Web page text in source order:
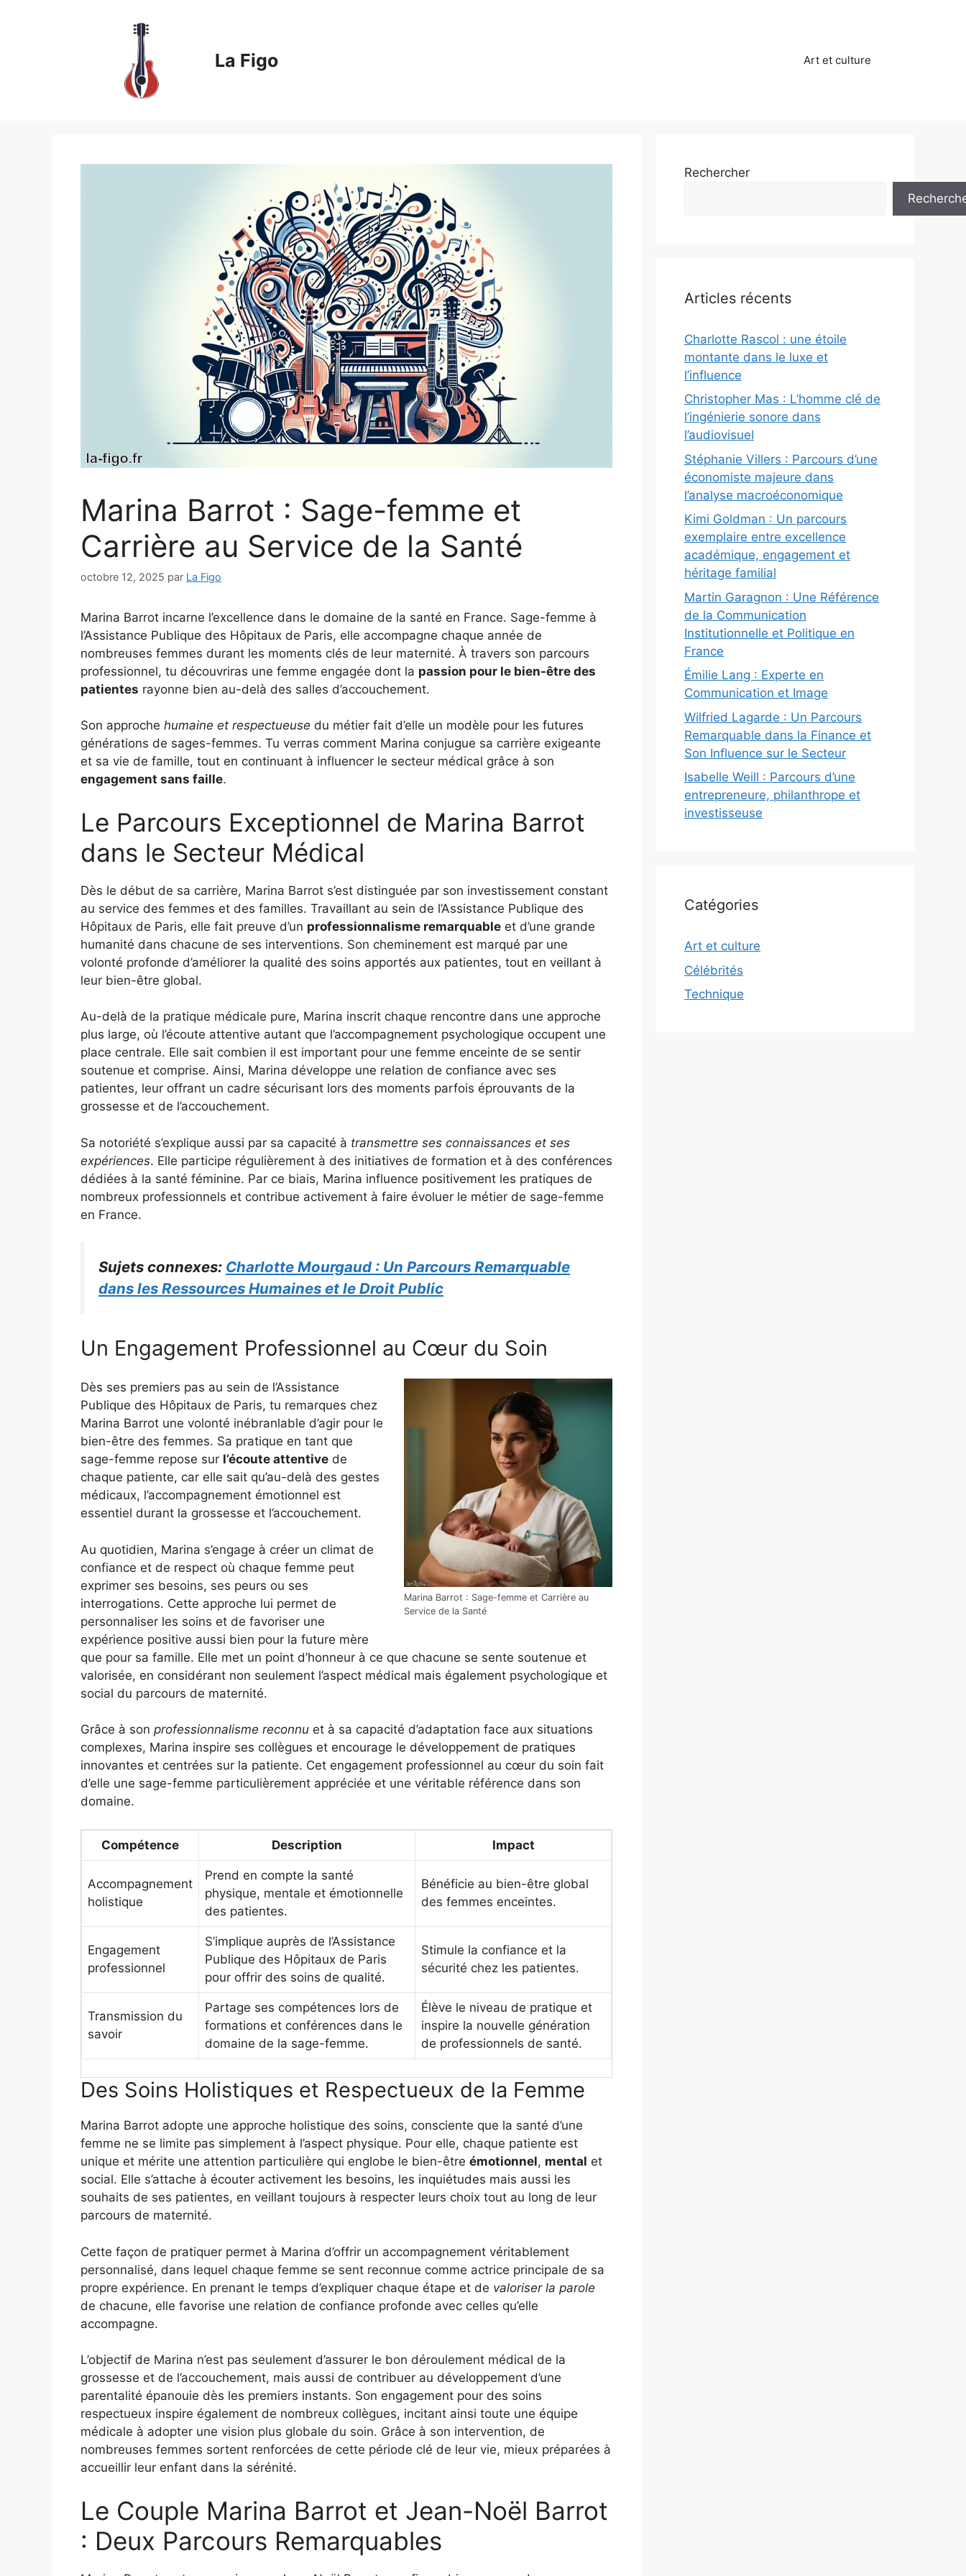
La Figo Art et culture
Marina Barrot : Sage-femme et
Carrière au Service de la Santé
octobre 12, 2025 par La Figo
Marina Barrot incarne l’excellence dans le domaine de la santé en France. Sage-femme à
l’Assistance Publique des Hôpitaux de Paris, elle accompagne chaque année de
nombreuses femmes durant les moments clés de leur maternité. À travers son parcours
professionnel, tu découvriras une femme engagée dont la passion pour le bien-être des
patientes rayonne bien au-delà des salles d’accouchement.
Son approche humaine et respectueuse du métier fait d’elle un modèle pour les futures
générations de sages-femmes. Tu verras comment Marina conjugue sa carrière exigeante
et sa vie de famille, tout en continuant à influencer le secteur médical grâce à son
engagement sans faille.
Le Parcours Exceptionnel de Marina Barrot
dans le Secteur Médical
Dès le début de sa carrière, Marina Barrot s’est distinguée par son investissement constant
au service des femmes et des familles. Travaillant au sein de l’Assistance Publique des
Hôpitaux de Paris, elle fait preuve d’un professionnalisme remarquable et d’une grande
humanité dans chacune de ses interventions. Son cheminement est marqué par une
volonté profonde d’améliorer la qualité des soins apportés aux patientes, tout en veillant à
leur bien-être global.
Au-delà de la pratique médicale pure, Marina inscrit chaque rencontre dans une approche
plus large, où l’écoute attentive autant que l’accompagnement psychologique occupent une
place centrale. Elle sait combien il est important pour une femme enceinte de se sentir
soutenue et comprise. Ainsi, Marina développe une relation de confiance avec ses
patientes, leur offrant un cadre sécurisant lors des moments parfois éprouvants de la
grossesse et de l’accouchement.
Sa notoriété s’explique aussi par sa capacité à transmettre ses connaissances et ses
expériences. Elle participe régulièrement à des initiatives de formation et à des conférences
dédiées à la santé féminine. Par ce biais, Marina influence positivement les pratiques de
nombreux professionnels et contribue activement à faire évoluer le métier de sage-femme
en France.
Sujets connexes: Charlotte Mourgaud : Un Parcours Remarquable
dans les Ressources Humaines et le Droit Public
Un Engagement Professionnel au Cœur du Soin
Marina Barrot : Sage-femme et Carrière au
Service de la Santé
Dès ses premiers pas au sein de l’Assistance
Publique des Hôpitaux de Paris, tu remarques chez
Marina Barrot une volonté inébranlable d’agir pour le
bien-être des femmes. Sa pratique en tant que
sage-femme repose sur l’écoute attentive de
chaque patiente, car elle sait qu’au-delà des gestes
médicaux, l’accompagnement émotionnel est
essentiel durant la grossesse et l’accouchement.
Au quotidien, Marina s’engage à créer un climat de
confiance et de respect où chaque femme peut
exprimer ses besoins, ses peurs ou ses
interrogations. Cette approche lui permet de
personnaliser les soins et de favoriser une
expérience positive aussi bien pour la future mère
que pour sa famille. Elle met un point d’honneur à ce que chacune se sente soutenue et
valorisée, en considérant non seulement l’aspect médical mais également psychologique et
social du parcours de maternité.
Grâce à son professionnalisme reconnu et à sa capacité d’adaptation face aux situations
complexes, Marina inspire ses collègues et encourage le développement de pratiques
innovantes et centrées sur la patiente. Cet engagement professionnel au cœur du soin fait
d’elle une sage-femme particulièrement appréciée et une véritable référence dans son
domaine.
Compétence Description Impact
Accompagnement
holistique
Prend en compte la santé
physique, mentale et émotionnelle
des patientes.
Bénéficie au bien-être global
des femmes enceintes.
Engagement
professionnel
S’implique auprès de l’Assistance
Publique des Hôpitaux de Paris
pour offrir des soins de qualité.
Stimule la confiance et la
sécurité chez les patientes.
Transmission du
savoir
Partage ses compétences lors de
formations et conférences dans le
domaine de la sage-femme.
Élève le niveau de pratique et
inspire la nouvelle génération
de professionnels de santé.
Des Soins Holistiques et Respectueux de la Femme
Marina Barrot adopte une approche holistique des soins, consciente que la santé d’une
femme ne se limite pas simplement à l’aspect physique. Pour elle, chaque patiente est
unique et mérite une attention particulière qui englobe le bien-être émotionnel, mental et
social. Elle s’attache à écouter activement les besoins, les inquiétudes mais aussi les
souhaits de ses patientes, en veillant toujours à respecter leurs choix tout au long de leur
parcours de maternité.
Cette façon de pratiquer permet à Marina d’offrir un accompagnement véritablement
personnalisé, dans lequel chaque femme se sent reconnue comme actrice principale de sa
propre expérience. En prenant le temps d’expliquer chaque étape et de valoriser la parole
de chacune, elle favorise une relation de confiance profonde avec celles qu’elle
accompagne.
L’objectif de Marina n’est pas seulement d’assurer le bon déroulement médical de la
grossesse et de l’accouchement, mais aussi de contribuer au développement d’une
parentalité épanouie dès les premiers instants. Son engagement pour des soins
respectueux inspire également de nombreux collègues, incitant ainsi toute une équipe
médicale à adopter une vision plus globale du soin. Grâce à son intervention, de
nombreuses femmes sortent renforcées de cette période clé de leur vie, mieux préparées à
accueillir leur enfant dans la sérénité.
Le Couple Marina Barrot et Jean-Noël Barrot
: Deux Parcours Remarquables
Rechercher
Articles récents
Charlotte Rascol : une étoile
montante dans le luxe et
l’influence
Christopher Mas : L’homme clé de
l’ingénierie sonore dans
l’audiovisuel
Stéphanie Villers : Parcours d’une
économiste majeure dans
l’analyse macroéconomique
Kimi Goldman : Un parcours
exemplaire entre excellence
académique, engagement et
héritage familial
Martin Garagnon : Une Référence
de la Communication
Institutionnelle et Politique en
France
Émilie Lang : Experte en
Communication et Image
Wilfried Lagarde : Un Parcours
Remarquable dans la Finance et
Son Influence sur le Secteur
Isabelle Weill : Parcours d’une
entrepreneure, philanthrope et
investisseuse
Catégories
Art et culture
Célébrités
Technique